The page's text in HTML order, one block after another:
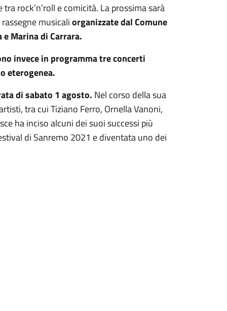
rock’n’roll e comicità. La prossima sarà
musicaliorganizzate dal Comune
e Marinadi Carrara.
invece in programma tre concerti
eterogenea.
di sabato 1 agosto. Nel corso della sua
tra cui Tiziano Ferro, Ornella Vanoni,
ha inciso alcuni dei suoi successi più
di Sanremo 2021 e diventata uno dei